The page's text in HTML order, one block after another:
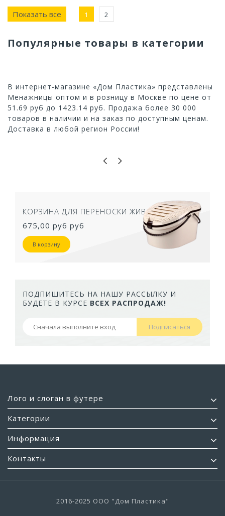
Показать все 1 2
Популярные товары в категории
В интернет-магазине «Дом Пластика» представлены
Менажницы оптом и в розницу в Москве по цене от
51.69 руб до 1423.14 руб. Продажа более 30 000
товаров в наличии и на заказ по доступным ценам.
Доставка в любой регион России!
ТУАЛЕТ ДЛЯ КОШЕК ЗАКРЫТЫЙ СЕРЫЙ
50,5Х39Х41 СМ
957,40 руб
В корзину
ПОДПИШИТЕСЬ НА НАШУ РАССЫЛКУ И
БУДЕТЕ В КУРСЕ ВСЕХ РАСПРОДАЖ!
Подписаться
Лого и слоган в футере
Категории
Информация
Контакты
2016-2025 ООО "Дом Пластика"